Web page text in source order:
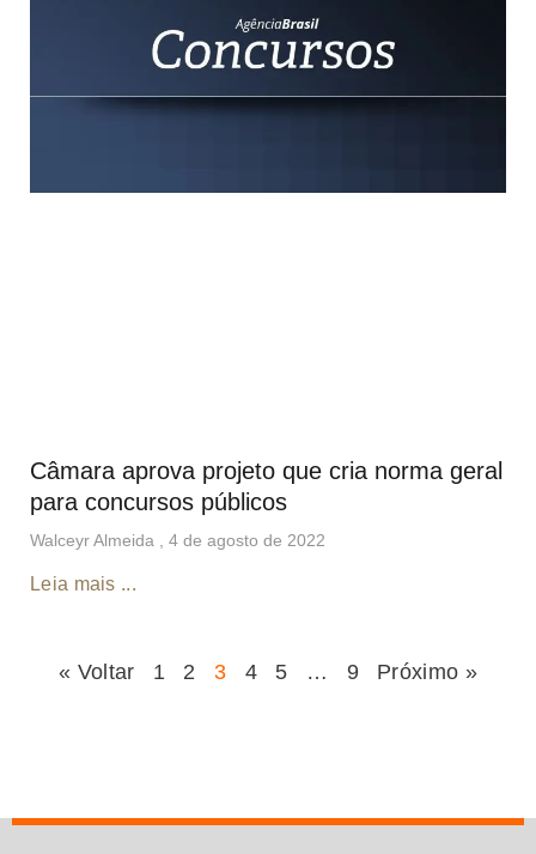
Câmara aprova projeto que cria norma geral
para concursos públicos
Walceyr Almeida 4 de agosto de 2022
Leia mais ...
« Voltar 1 2 3 4 5 … 9 Próximo »